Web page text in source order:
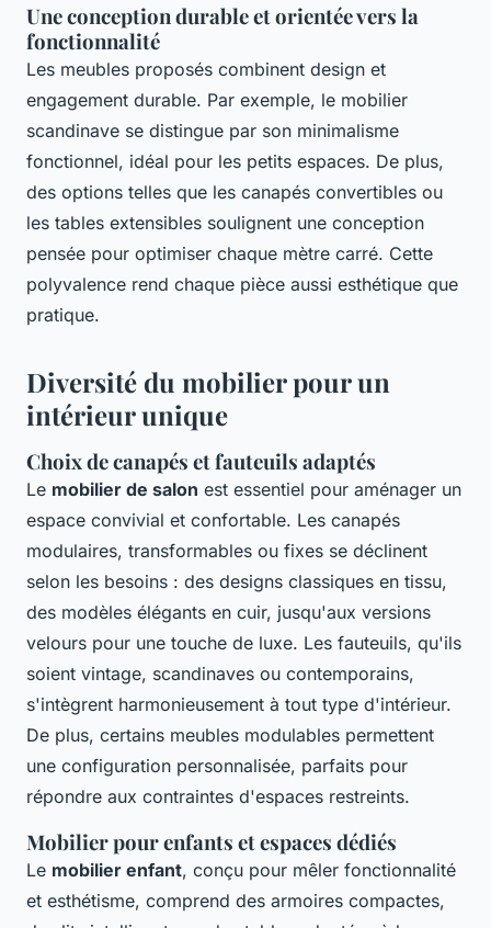
Une conception durable et orientée vers la
fonctionnalité
Les meubles proposés combinent design et
engagement durable. Par exemple, le mobilier
scandinave se distingue par son minimalisme
fonctionnel, idéal pour les petits espaces. De plus,
des options telles que les canapés convertibles ou
les tables extensibles soulignent une conception
pensée pour optimiser chaque mètre carré. Cette
polyvalence rend chaque pièce aussi esthétique que
pratique.
Diversité du mobilier pour un
intérieur unique
Choix de canapés et fauteuils adaptés
Le mobilier de salon est essentiel pour aménager un
espace convivial et confortable. Les canapés
modulaires, transformables ou fixes se déclinent
selon les besoins : des designs classiques en tissu,
des modèles élégants en cuir, jusqu'aux versions
velours pour une touche de luxe. Les fauteuils, qu'ils
soient vintage, scandinaves ou contemporains,
s'intègrent harmonieusement à tout type d'intérieur.
De plus, certains meubles modulables permettent
une configuration personnalisée, parfaits pour
répondre aux contraintes d'espaces restreints.
Mobilier pour enfants et espaces dédiés
Le mobilier enfant, conçu pour mêler fonctionnalité
et esthétisme, comprend des armoires compactes,